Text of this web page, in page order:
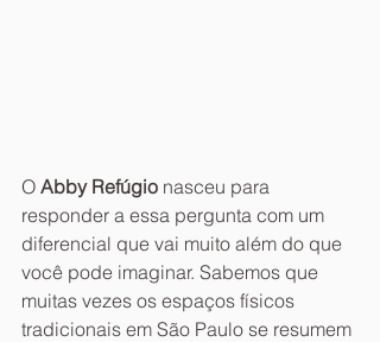
O Abby Refúgio nasceu para
responder a essa pergunta com um
diferencial que vai muito além do que
você pode imaginar. Sabemos que
muitas vezes os espaços físicos
tradicionais em São Paulo se resumem